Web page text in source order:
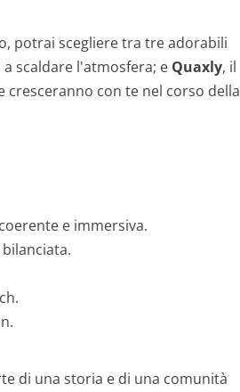
potrai scegliere tra tre adorabili
scaldare l'atmosfera; e Quaxly, il
con te nel corso della
e immersiva.
di una storia e di una comunità